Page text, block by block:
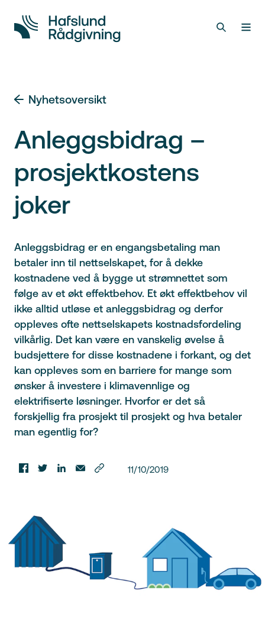
Nyhetsoversikt
Anleggsbidrag –
prosjektkostens
joker
Anleggsbidrag er en engangsbetaling man
betaler inn til nettselskapet, for å dekke
kostnadene ved å bygge ut strømnettet som
følge av et økt effektbehov. Et økt effektbehov vil
ikke alltid utløse et anleggsbidrag og derfor
oppleves ofte nettselskapets kostnadsfordeling
vilkårlig. Det kan være en vanskelig øvelse å
budsjettere for disse kostnadene i forkant, og det
kan oppleves som en barriere for mange som
ønsker å investere i klimavennlige og
elektrifiserte løsninger. Hvorfor er det så
forskjellig fra prosjekt til prosjekt og hva betaler
man egentlig for?
11/10/2019